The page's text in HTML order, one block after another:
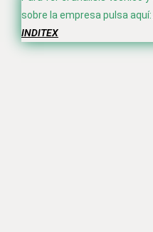
sobre la empresa pulsa aquí:
INDITEX